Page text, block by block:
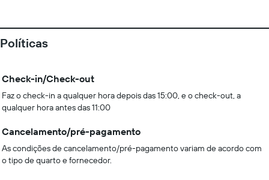
Políticas
Check-in/Check-out
Faz o check-in a qualquer hora depois das 15:00, e o check-out, a
qualquer hora antes das 11:00
Cancelamento/pré-pagamento
As condições de cancelamento/pré-pagamento variam de acordo com
o tipo de quarto e fornecedor.